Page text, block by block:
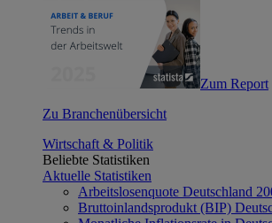
Zum Report
Zu Branchenübersicht
Wirtschaft & Politik
Beliebte Statistiken
Aktuelle Statistiken
Arbeitslosenquote Deutschland
Bruttoinlandsprodukt (BIP)